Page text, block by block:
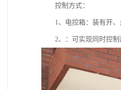
控制方式：
1、电控箱：装有开、
2、：可实现同时控制